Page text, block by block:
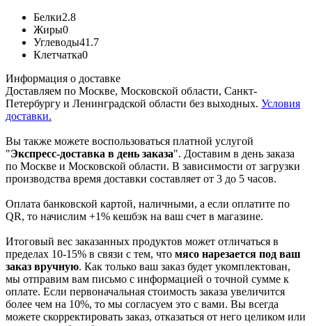
Белки2.8
Жиры0
Углеводы41.7
Клетчатка0
Информация о доставке
Доставляем по Москве, Московской области, Санкт-
Петербургу и Ленинградской области без выходных. Условия
доставки.
Вы также можете воспользоваться платной услугой
"Экспресс-доставка в день заказа". Доставим в день заказа
по Москве и Московской области. В зависимости от загрузки
производства время доставки составляет от 3 до 5 часов.
Оплата банковской картой, наличными, а если оплатите по
QR, то начислим +1% кешбэк на ваш счет в магазине.
Итоговый вес заказанных продуктов может отличаться в
пределах 10-15% в связи с тем, что мясо нарезается под ваш
заказ вручную. Как только ваш заказ будет укомплектован,
мы отправим вам письмо с информацией о точной сумме к
оплате. Если первоначальная стоимость заказа увеличится
более чем на 10%, то мы согласуем это с вами. Вы всегда
можете скорректировать заказ, отказаться от него целиком или